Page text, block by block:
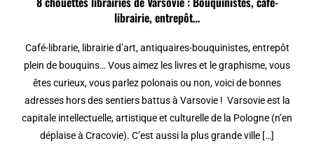
librairie, entrepôt…
Café-librarie, librairie d’art, antiquaires-bouquinistes, entrepôt
plein de bouquins… Vous aimez les livres et le graphisme, vous
êtes curieux, vous parlez polonais ou non, voici de bonnes
adresses hors des sentiers battus à Varsovie ! Varsovie est la
capitale intellectuelle, artistique et culturelle de la Pologne (n’en
déplaise à Cracovie). C’est aussi la plus grande ville […]